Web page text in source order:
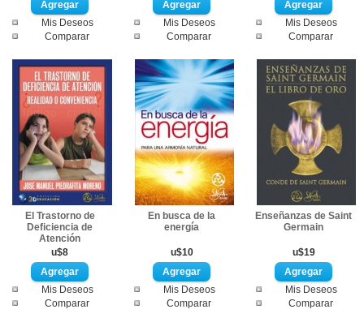
Mis Deseos
Comparar
Mis Deseos
Comparar
Mis Deseos
Comparar
El Trastorno de
Deficiencia de
Atención
u$8
Mis Deseos
Comparar
En busca de la
energía
u$10
Mis Deseos
Comparar
Enseñanzas de Saint
Germain
u$19
Mis Deseos
Comparar